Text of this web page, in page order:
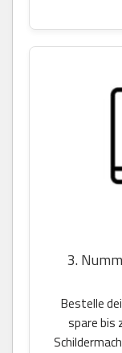
3.
Bestelle
spare bis